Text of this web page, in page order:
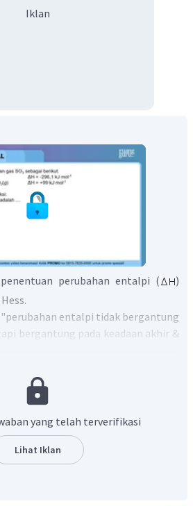
Iklan
perubahan entalpi (
)
"perubahan entalpi tidak bergantung
bergantung pada keadaan akhir &
diantaranya :
x, nilai
dikalikan x
nilai
dibagi x
yang telah terverifikasi
Lihat Iklan